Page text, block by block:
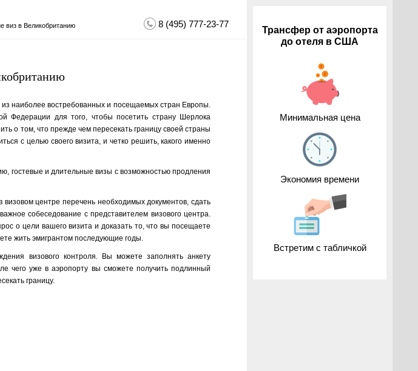
виз в Великобританию 8 (495) 777-23-77
наиболее востребованных и посещаемых стран Европы.
Федерации для того, чтобы посетить страну Шерлока
о том, что прежде чем пересекать границу своей страны
с целью своего визита, и четко решить, какого именно
гостевые и длительные визы с возможностью продления
визовом центре перечень необходимых документов, сдать
собеседование с представителем визового центра.
о цели вашего визита и доказать то, что вы посещаете
жить эмигрантом последующие годы.
визового контроля. Вы можете заполнять анкету
чего уже в аэропорту вы сможете получить подлинный
границу.
Трансфер от аэропорта
до отеля в США
Минимальная цена
Экономия времени
Встретим с табличкой